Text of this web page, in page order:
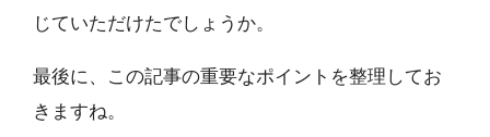
じていただけたでしょうか。
最後に、この記事の重要なポイントを整理してお
きますね。